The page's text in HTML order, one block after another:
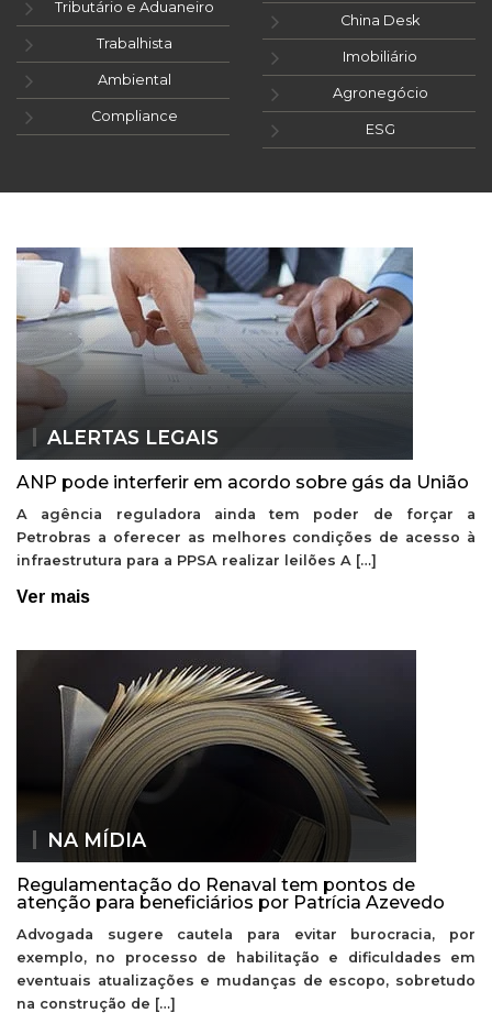
Tributário e Aduaneiro
Trabalhista
Ambiental
Compliance
China Desk
Imobiliário
Agronegócio
ESG
ALERTAS LEGAIS
ANP pode interferir em acordo sobre gás da União
A agência reguladora ainda tem poder de forçar a
Petrobras a oferecer as melhores condições de acesso à
infraestrutura para a PPSA realizar leilões A […]
Ver mais
NA MÍDIA
Regulamentação do Renaval tem pontos de
atenção para beneficiários por Patrícia Azevedo
Advogada sugere cautela para evitar burocracia, por
exemplo, no processo de habilitação e dificuldades em
eventuais atualizações e mudanças de escopo, sobretudo
na construção de […]